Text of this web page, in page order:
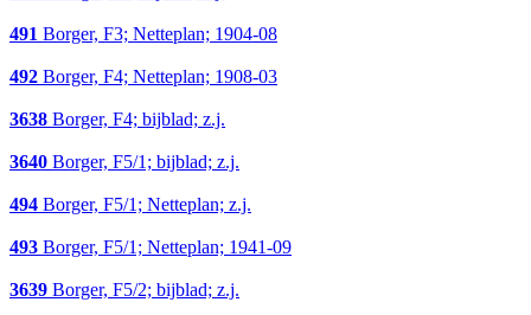
491 Borger, F3; Netteplan; 1904-08
492 Borger, F4; Netteplan; 1908-03
3638 Borger, F4; bijblad; z.j.
3640 Borger, F5/1; bijblad; z.j.
494 Borger, F5/1; Netteplan; z.j.
493 Borger, F5/1; Netteplan; 1941-09
3639 Borger, F5/2; bijblad; z.j.